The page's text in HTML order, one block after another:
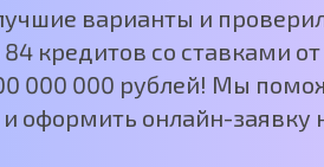
варианты и
кредитов со ставками
000 000 рублей! Мы
оформить онлайн-заявку